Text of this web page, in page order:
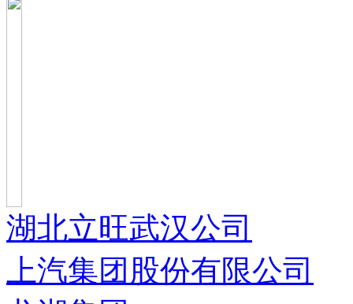
湖北立旺武汉公司
上汽集团股份有限公司